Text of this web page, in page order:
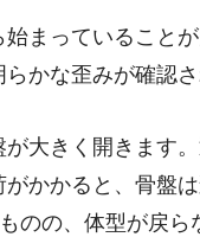
まっていること
かな歪みが確認さ
大きく開きます
かかると、骨盤
のの、体型が戻ら